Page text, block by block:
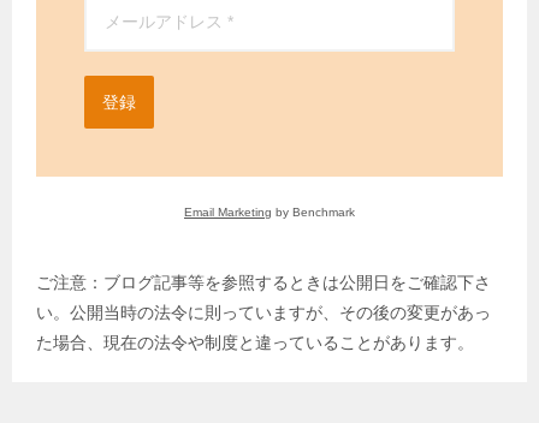
登録
Email Marketing by Benchmark
ご注意：ブログ記事等を参照するときは公開日をご確認下さ
い。公開当時の法令に則っていますが、その後の変更があっ
た場合、現在の法令や制度と違っていることがあります。